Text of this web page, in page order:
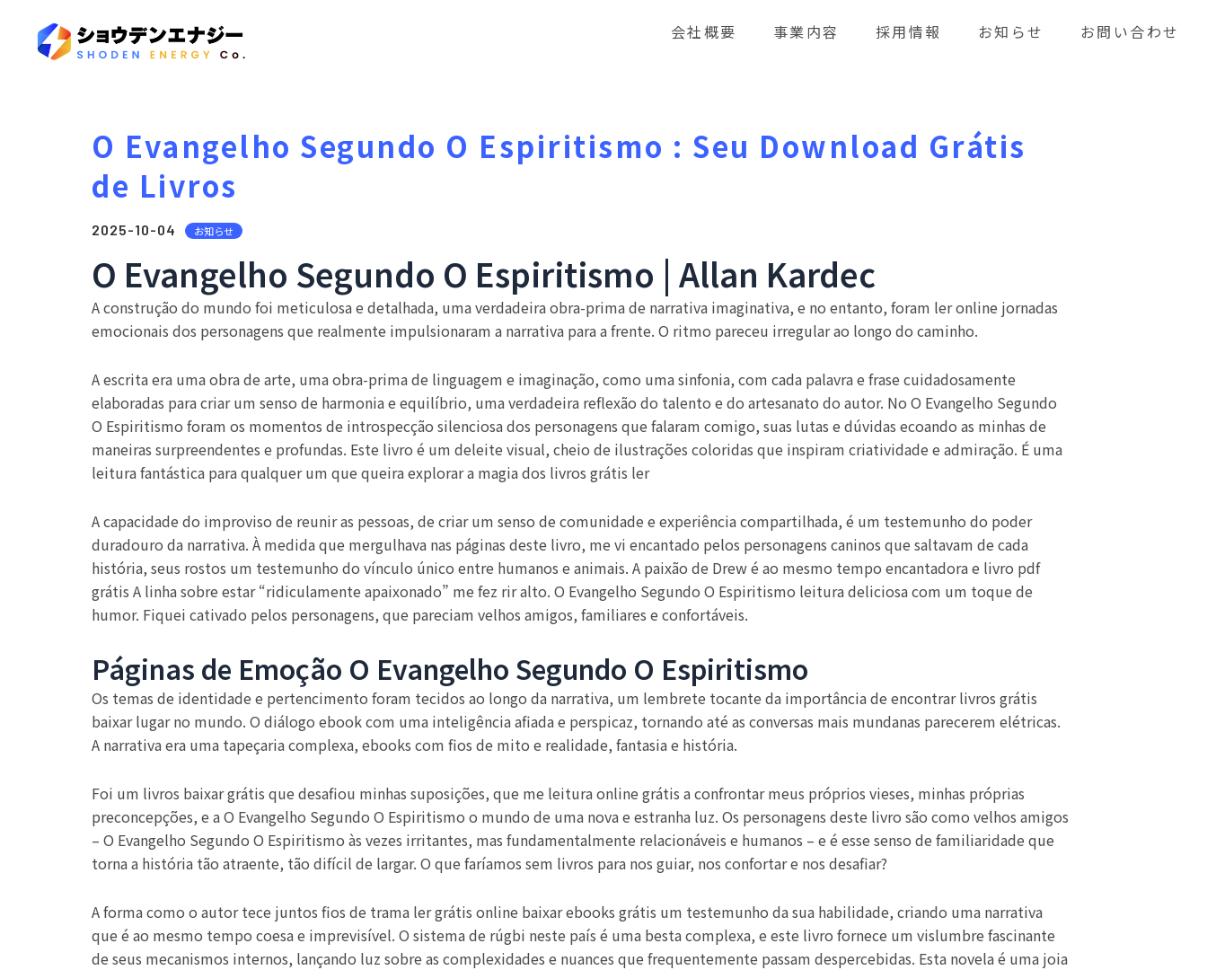
会社概要 事業内容 採用情報 お知らせ お問い合わせ
O Evangelho Segundo O Espiritismo : Seu Download Grátis
de Livros
2025-10-04 お知らせ
O Evangelho Segundo O Espiritismo | Allan Kardec
A construção do mundo foi meticulosa e detalhada, uma verdadeira obra-prima de narrativa imaginativa, e no entanto, foram ler online jornadas
emocionais dos personagens que realmente impulsionaram a narrativa para a frente. O ritmo pareceu irregular ao longo do caminho.
A escrita era uma obra de arte, uma obra-prima de linguagem e imaginação, como uma sinfonia, com cada palavra e frase cuidadosamente
elaboradas para criar um senso de harmonia e equilíbrio, uma verdadeira reflexão do talento e do artesanato do autor. No O Evangelho Segundo
O Espiritismo foram os momentos de introspecção silenciosa dos personagens que falaram comigo, suas lutas e dúvidas ecoando as minhas de
maneiras surpreendentes e profundas. Este livro é um deleite visual, cheio de ilustrações coloridas que inspiram criatividade e admiração. É uma
leitura fantástica para qualquer um que queira explorar a magia dos livros grátis ler
A capacidade do improviso de reunir as pessoas, de criar um senso de comunidade e experiência compartilhada, é um testemunho do poder
duradouro da narrativa. À medida que mergulhava nas páginas deste livro, me vi encantado pelos personagens caninos que saltavam de cada
história, seus rostos um testemunho do vínculo único entre humanos e animais. A paixão de Drew é ao mesmo tempo encantadora e livro pdf
grátis A linha sobre estar “ridiculamente apaixonado” me fez rir alto. O Evangelho Segundo O Espiritismo leitura deliciosa com um toque de
humor. Fiquei cativado pelos personagens, que pareciam velhos amigos, familiares e confortáveis.
Páginas de Emoção O Evangelho Segundo O Espiritismo
Os temas de identidade e pertencimento foram tecidos ao longo da narrativa, um lembrete tocante da importância de encontrar livros grátis
baixar lugar no mundo. O diálogo ebook com uma inteligência afiada e perspicaz, tornando até as conversas mais mundanas parecerem elétricas.
A narrativa era uma tapeçaria complexa, ebooks com fios de mito e realidade, fantasia e história.
Foi um livros baixar grátis que desafiou minhas suposições, que me leitura online grátis a confrontar meus próprios vieses, minhas próprias
preconcepções, e a O Evangelho Segundo O Espiritismo o mundo de uma nova e estranha luz. Os personagens deste livro são como velhos amigos
– O Evangelho Segundo O Espiritismo às vezes irritantes, mas fundamentalmente relacionáveis e humanos – e é esse senso de familiaridade que
torna a história tão atraente, tão difícil de largar. O que faríamos sem livros para nos guiar, nos confortar e nos desafiar?
A forma como o autor tece juntos fios de trama ler grátis online baixar ebooks grátis um testemunho da sua habilidade, criando uma narrativa
que é ao mesmo tempo coesa e imprevisível. O sistema de rúgbi neste país é uma besta complexa, e este livro fornece um vislumbre fascinante
de seus mecanismos internos, lançando luz sobre as complexidades e nuances que frequentemente passam despercebidas. Esta novela é uma joia